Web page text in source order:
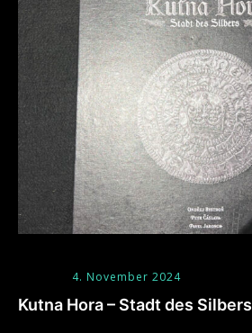
4. November 2024
Kutna Hora – Stadt des Silbers